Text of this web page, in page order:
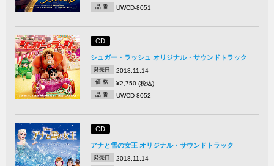
品 番 UWCD-8051
CD
シュガー・ラッシュ オリジナル・サウンドトラック
発売日 2018.11.14
価 格 ¥2,750 (税込)
品 番 UWCD-8052
CD
アナと雪の女王 オリジナル・サウンドトラック
発売日 2018.11.14